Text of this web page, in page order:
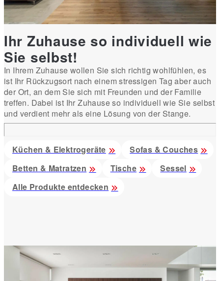
Ihr Zuhause so individuell wie
Sie selbst!
In Ihrem Zuhause wollen Sie sich richtig wohlfühlen, es
ist Ihr Rückzugsort nach einem stressigen Tag aber auch
der Ort, an dem Sie sich mit Freunden und der Familie
treffen. Dabei ist Ihr Zuhause so individuell wie Sie selbst
und verdient mehr als eine Lösung von der Stange.
Küchen & Elektrogeräte
Sofas & Couches
Betten & Matratzen
Tische
Sessel
Alle Produkte entdecken